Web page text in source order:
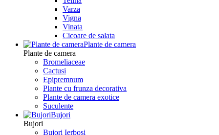
Varza
Vigna
Vinata
Сicoare de salata
Plante de camera
Plante de camera
Bromeliaceae
Cactusi
Epipremnum
Plante cu frunza decorativa
Plante de camera exotice
Suculente
Bujori
Bujori
Bujori Ierbosi